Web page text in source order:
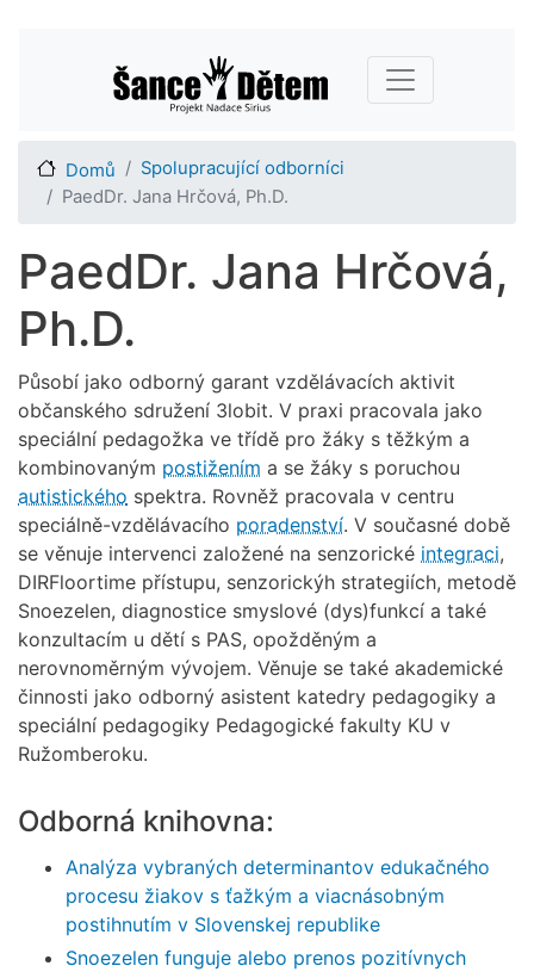
hlavnímu
obsahu
Main navigation
Domů
Spolupracující odborníci
PaedDr. Jana Hrčová, Ph.D.
PaedDr. Jana Hrčová,
Ph.D.
Působí jako odborný garant vzdělávacích aktivit
občanského sdružení 3lobit. V praxi pracovala jako
speciální pedagožka ve třídě pro žáky s těžkým a
kombinovaným postižením a se žáky s poruchou
autistického spektra. Rovněž pracovala v centru
speciálně-vzdělávacího poradenství. V současné době
se věnuje intervenci založené na senzorické integraci,
DIRFloortime přístupu, senzorickýh strategiích, metodě
Snoezelen, diagnostice smyslové (dys)funkcí a také
konzultacím u dětí s PAS, opožděným a
nerovnoměrným vývojem. Věnuje se také akademické
činnosti jako odborný asistent katedry pedagogiky a
speciální pedagogiky Pedagogické fakulty KU v
Ružomberoku.
Odborná knihovna:
Analýza vybraných determinantov edukačného
procesu žiakov s ťažkým a viacnásobným
postihnutím v Slovenskej republike
Snoezelen funguje alebo prenos pozitívnych